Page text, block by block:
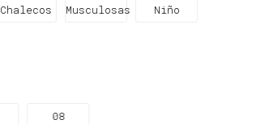
Chalecos Musculosas Niño
08